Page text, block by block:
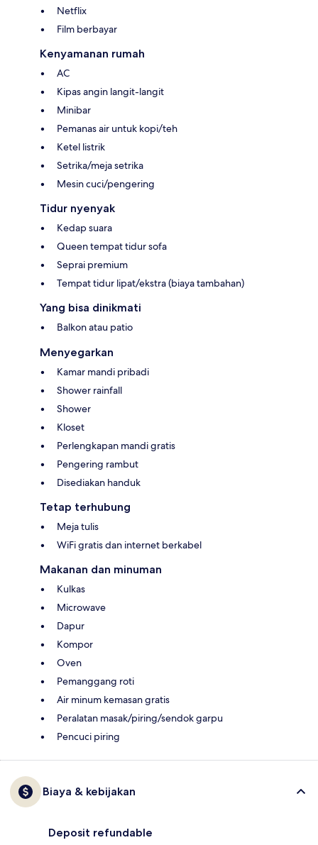
Netflix
Film berbayar
Kenyamanan rumah
AC
Kipas angin langit-langit
Minibar
Pemanas air untuk kopi/teh
Ketel listrik
Setrika/meja setrika
Mesin cuci/pengering
Tidur nyenyak
Kedap suara
Queen tempat tidur sofa
Seprai premium
Tempat tidur lipat/ekstra (biaya tambahan)
Yang bisa dinikmati
Balkon atau patio
Menyegarkan
Kamar mandi pribadi
Shower rainfall
Shower
Kloset
Perlengkapan mandi gratis
Pengering rambut
Disediakan handuk
Tetap terhubung
Meja tulis
WiFi gratis dan internet berkabel
Makanan dan minuman
Kulkas
Microwave
Dapur
Kompor
Oven
Pemanggang roti
Air minum kemasan gratis
Peralatan masak/piring/sendok garpu
Pencuci piring
Biaya & kebijakan
Deposit refundable